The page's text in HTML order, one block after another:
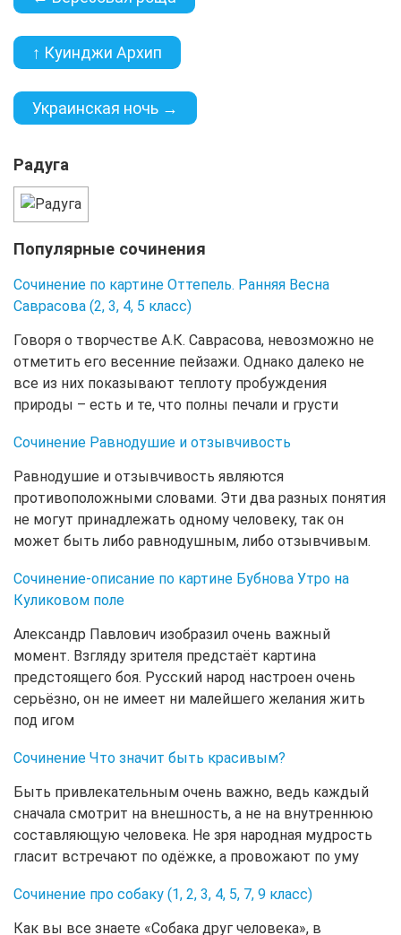
↑ Куинджи Архип
Украинская ночь →
Радуга
Популярные сочинения
Сочинение по картине Оттепель. Ранняя Весна
Саврасова (2, 3, 4, 5 класс)
Говоря о творчестве А.К. Саврасова, невозможно не
отметить его весенние пейзажи. Однако далеко не
все из них показывают теплоту пробуждения
природы – есть и те, что полны печали и грусти
Сочинение Равнодушие и отзывчивость
Равнодушие и отзывчивость являются
противоположными словами. Эти два разных понятия
не могут принадлежать одному человеку, так он
может быть либо равнодушным, либо отзывчивым.
Сочинение-описание по картине Бубнова Утро на
Куликовом поле
Александр Павлович изобразил очень важный
момент. Взгляду зрителя предстаёт картина
предстоящего боя. Русский народ настроен очень
серьёзно, он не имеет ни малейшего желания жить
под игом
Сочинение Что значит быть красивым?
Быть привлекательным очень важно, ведь каждый
сначала смотрит на внешность, а не на внутреннюю
составляющую человека. Не зря народная мудрость
гласит встречают по одёжке, а провожают по уму
Сочинение про собаку (1, 2, 3, 4, 5, 7, 9 класс)
Как вы все знаете «Собака друг человека», в